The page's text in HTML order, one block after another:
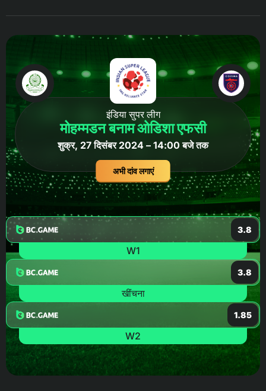
इंडिया सुपर लीग
मोहम्मडन बनाम ओडिशा एफसी
शुक्र, 27 दिसंबर 2024 – 14:00 बजे तक
अभी दांव लगाएं
3.8
W1
3.8
खींचना
1.85
W2